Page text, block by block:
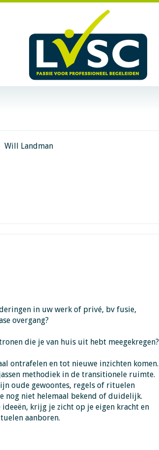
Will Landman
in uw werk of privé, bv fusie,
overgang?
die je van huis uit hebt meegekregen?
ontrafelen en tot nieuwe inzichten komen.
methodiek in de transitionele ruimte.
oude gewoontes, regels of rituelen
nog niet helemaal bekend of duidelijk.
krijg je zicht op je eigen kracht en
aanboren.